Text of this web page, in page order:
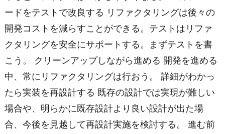
ードをテストで改良する リファクタリングは後々の
開発コストを減らすことができる。テストはリファ
クタリングを安全にサポートする。まずテストを書
こう。 クリーンアップしながら進める 開発を進める
中、常にリファクタリングは行おう。 詳細がわかっ
たら実装を再設計する 既存の設計では実現が難しい
場合や、明らかに既存設計より良い設計が出た場
合、今後を見越して再設計実施を検討する。 進む前